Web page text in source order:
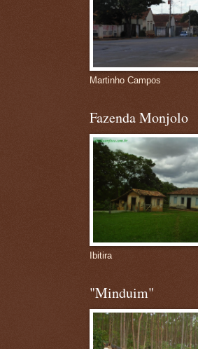
Martinho Campos
Fazenda Monjolo
Ibitira
"Minduim"